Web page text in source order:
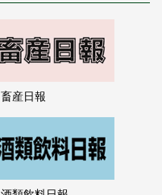
畜産日報